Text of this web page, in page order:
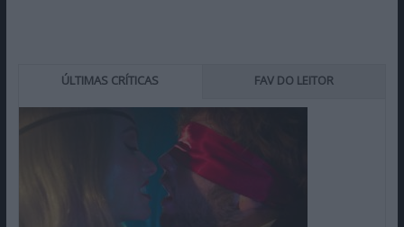
ÚLTIMAS CRÍTICAS FAV DO LEITOR